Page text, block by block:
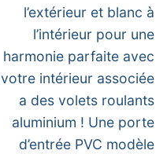
l’extérieur et blanc à
l’intérieur pour une
harmonie parfaite avec
votre intérieur associée
a des volets roulants
aluminium ! Une porte
d’entrée PVC modèle